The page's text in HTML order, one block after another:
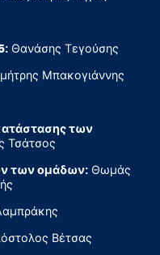
Θανάσης Τεγούσης
Μπακογιάννης
των
Τσάτσος
των ομάδων: Θωμάς
Βέτσας